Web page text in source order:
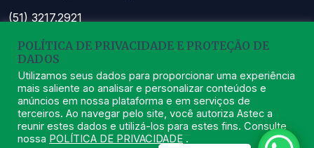
(51) 3217.2921
Atendimento:
Seg à Sex das 8h – 11:30h e 13h – 16:30h
astec@astecpmpa.com.br
POLÍTICA DE PRIVACIDADE E PROTEÇÃO DE
DADOS
Utilizamos seus dados para proporcionar uma experiência
mais saliente ao analisar e personalizar conteúdos e
anúncios em nossa plataforma e em serviços de
terceiros. Ao navegar pelo site, você autoriza Astec a
reunir estes dados e utilizá-los para estes fins. Consulte
nossa POLÍTICA DE PRIVACIDADE .